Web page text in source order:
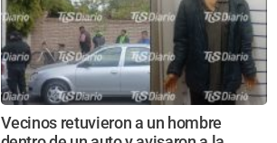
Vecinos retuvieron a un hombre